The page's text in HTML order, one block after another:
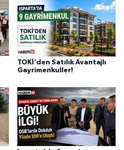
TOKİ'den Satılık Avantajlı
Gayrimenkuller!